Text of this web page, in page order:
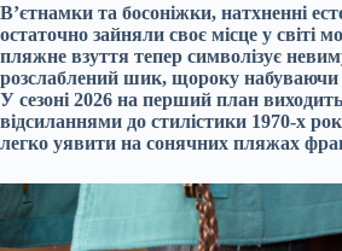
В’єтнамки та босоніжки, натхненні
остаточно зайняли своє місце у світі
пляжне взуття тепер символізує
розслаблений шик, щороку набуваючи
У сезоні 2026 на перший план
відсиланнями до стилістики 1970-х
легко уявити на сонячних пляжах